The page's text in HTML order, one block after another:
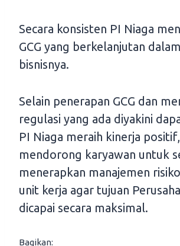
Secara konsisten PI Niaga
GCG yang berkelanjutan
bisnisnya.
Selain penerapan GCG dan
regulasi yang ada diyakini
PI Niaga meraih kinerja
mendorong karyawan untuk
menerapkan manajemen
unit kerja agar tujuan
dicapai secara maksimal.
Bagikan: